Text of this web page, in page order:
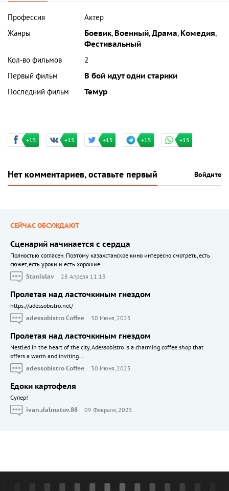
Профессия
Актер
Жанры
Боевик, Военный,Драма, Комедия,
Фестивальный
Кол-во фильмов
2
Первый фильм
В бой идут одни старики
Последний фильм
Темур
+15 +15 +15 +15 +15
Нет комментариев, оставьте первый Войдите
СЕЙЧАС ОБСУЖДАЮТ
Сценарий начинается с сердца
Полностью согласен. Поэтому казахстанское кино интересно смотреть, есть
сюжет, есть уроки и есть хорошие...
Stanislav
28 Апреля 11:13
Пролетая над ласточкиным гнездом
https://adessobistro.net/
adessobistro Coffee
30 Июня, 2025
Пролетая над ласточкиным гнездом
Nestled in the heart of the city, Adessobistro is a charming coffee shop that
offers a warm and inviting...
adessobistro Coffee
30 Июня, 2025
Едоки картофеля
Cупер!
ivan.dalmatov.88
09 Февраля, 2025